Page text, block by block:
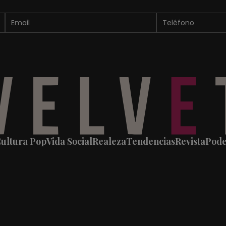
PopVida SocialRealezaTendenciasRevista